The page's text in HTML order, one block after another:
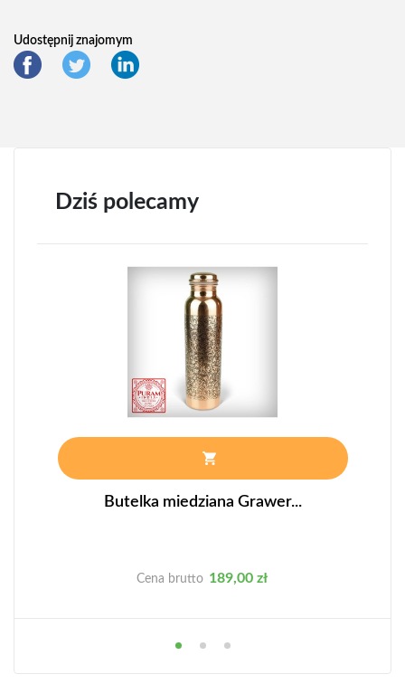
Dziś polecamy
Butelka miedziana Grawer...
Cena brutto Cena
189,00 zł
Udostępnij znajomym